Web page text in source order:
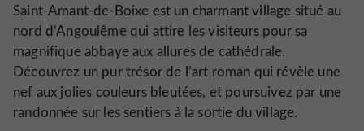
Saint-Amant-de-Boixe est un charmant village situé au
nord d’Angoulême qui attire les visiteurs pour sa
magnifique abbaye aux allures de cathédrale.
Découvrez un pur trésor de l’art roman qui révèle une
nef aux jolies couleurs bleutées, et poursuivez par une
randonnée sur les sentiers à la sortie du village.